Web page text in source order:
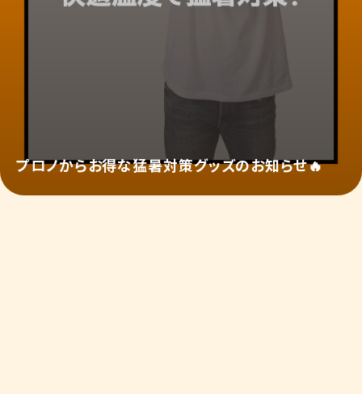
プロノからお得な猛暑対策グッズのお知らせ🔥